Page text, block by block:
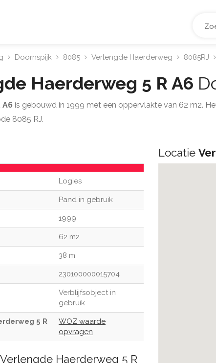
Doornspijk 8085 Verlengde Haerderweg 8085RJ
Haerderweg 5 R A6
is gebouwd in 1999 met een oppervlakte van 62 m2.
8085 RJ.
Logies
Pand in gebruik
1999
62 m2
38 m
230100000015704
Verblijfsobject in
gebruik
5 R
WOZ waarde
opvragen
Haerderweg 5 R
Locatie